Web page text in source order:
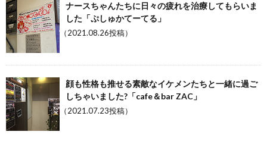
ナースちゃんたちに日々の疲れを治療してもらいま
した「ぷしゅかてーてる」
（2021.08.26投稿）
顔も性格も推せる素敵なイケメンたちと一緒に過ご
しちゃいました?「cafe＆bar ZAC」
（2021.07.23投稿）